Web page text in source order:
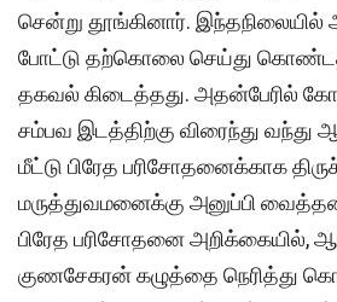
சென்று தூங்கினார். இந்தநிலையில்
போட்டு தற்கொலை செய்து
தகவல் கிடைத்தது. அதன்பேரில்
சம்பவ இடத்திற்கு விரைந்து வந்து
மீட்டு பிரேத பரிசோதனைக்காக
மருத்துவமனைக்கு அனுப்பி
பிரேத பரிசோதனை அறிக்கையில்,
குணசேகரன் கழுத்தை நெரித்து